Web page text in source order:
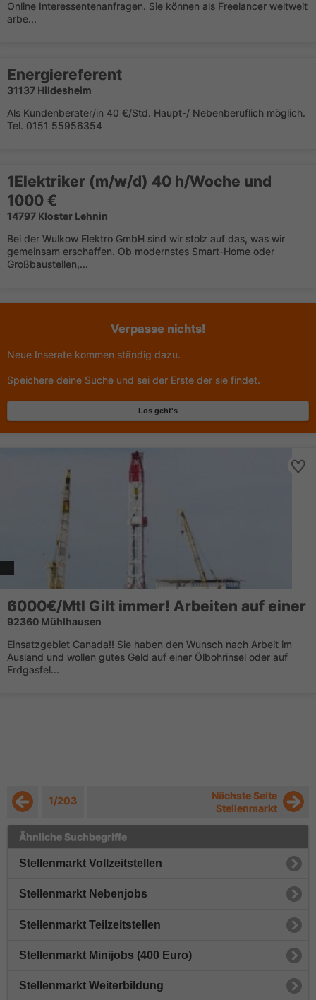
Online Interessentenanfragen. Sie können als Freelancer weltweit
arbe...
Energiereferent
31137 Hildesheim
Als Kundenberater/in 40 €/Std. Haupt-/ Nebenberuflich möglich.
Tel. 0151 55956354
1Elektriker (m/w/d) 40 h/Woche und
1000 €
14797 Kloster Lehnin
Bei der Wulkow Elektro GmbH sind wir stolz auf das, was wir
gemeinsam erschaffen. Ob modernstes Smart-Home oder
Großbaustellen,...
Verpasse nichts!
Neue Inserate kommen ständig dazu.
Speichere deine Suche und sei der Erste der sie findet.
Los geht's
6000€/Mtl Gilt immer! Arbeiten auf einer
92360 Mühlhausen
Einsatzgebiet Canada!! Sie haben den Wunsch nach Arbeit im
Ausland und wollen gutes Geld auf einer Ölbohrinsel oder auf
Erdgasfel...
1/203
Nächste Seite
Stellenmarkt
Ähnliche Suchbegriffe
Stellenmarkt Vollzeitstellen
Stellenmarkt Nebenjobs
Stellenmarkt Teilzeitstellen
Stellenmarkt Minijobs (400 Euro)
Stellenmarkt Weiterbildung